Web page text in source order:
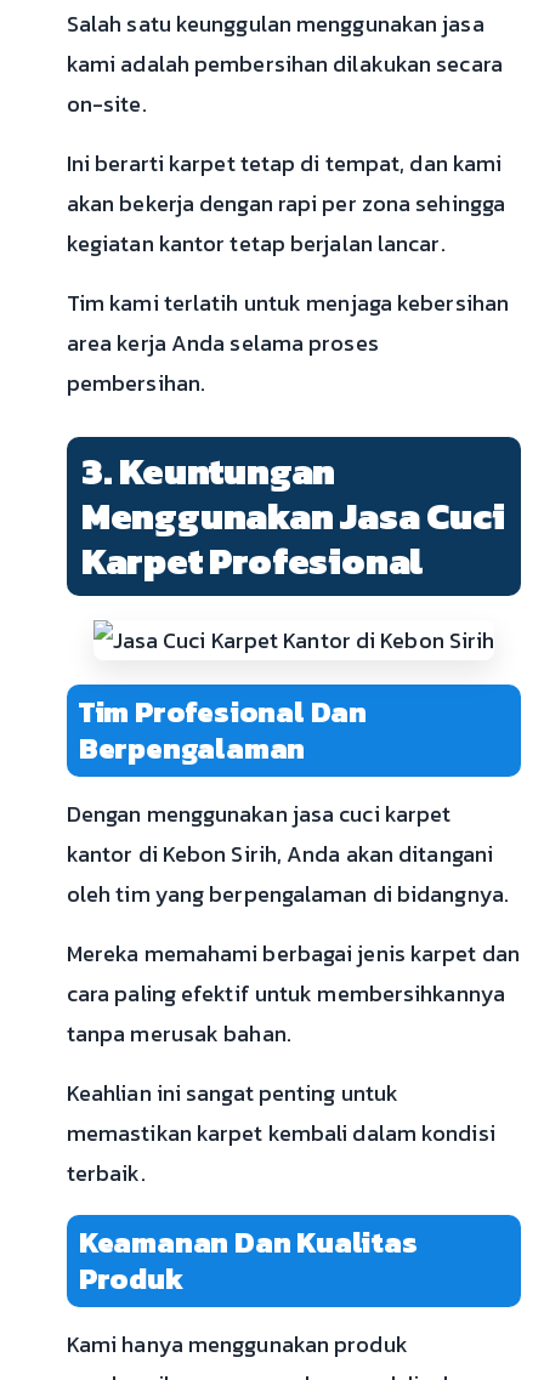
Salah satu keunggulan menggunakan jasa
kami adalah pembersihan dilakukan secara
on-site.
Ini berarti karpet tetap di tempat, dan kami
akan bekerja dengan rapi per zona sehingga
kegiatan kantor tetap berjalan lancar.
Tim kami terlatih untuk menjaga kebersihan
area kerja Anda selama proses
pembersihan.
3. Keuntungan
Menggunakan Jasa Cuci
Karpet Profesional
Tim Profesional Dan
Berpengalaman
Dengan menggunakan jasa cuci karpet
kantor di Kebon Sirih, Anda akan ditangani
oleh tim yang berpengalaman di bidangnya.
Mereka memahami berbagai jenis karpet dan
cara paling efektif untuk membersihkannya
tanpa merusak bahan.
Keahlian ini sangat penting untuk
memastikan karpet kembali dalam kondisi
terbaik.
Keamanan Dan Kualitas
Produk
Kami hanya menggunakan produk